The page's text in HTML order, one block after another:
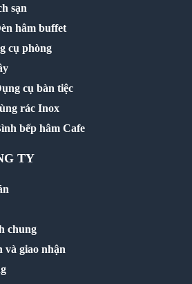
sạn
hâm buffet
cụ phòng
cụ bàn tiệc
rác Inox
bếp hâm Cafe
TY
chung
và giao nhận